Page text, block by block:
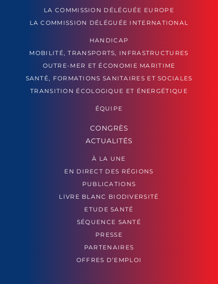
LA COMMISSION DÉLÉGUÉE EUROPE
LA COMMISSION DÉLÉGUÉE INTERNATIONAL
HANDICAP
MOBILITÉ, TRANSPORTS, INFRASTRUCTURES
OUTRE-MER ET ÉCONOMIE MARITIME
SANTÉ, FORMATIONS SANITAIRES ET SOCIALES
TRANSITION ÉCOLOGIQUE ET ÉNERGÉTIQUE
ÉQUIPE
CONGRÈS
ACTUALITÉS
À LA UNE
EN DIRECT DES RÉGIONS
PUBLICATIONS
LIVRE BLANC BIODIVERSITÉ
ETUDE SANTÉ
SÉQUENCE SANTÉ
PRESSE
PARTENAIRES
OFFRES D’EMPLOI